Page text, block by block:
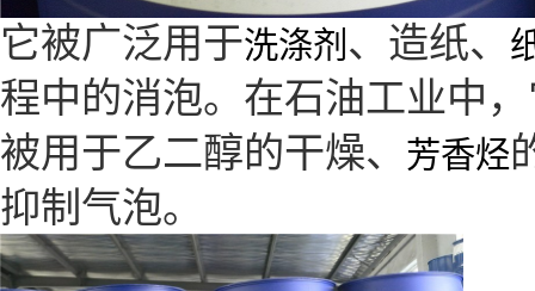
它被广泛用于洗涤剂 、造纸、
程中的消泡。在石油工业中
被用于乙二醇的干燥、
芳香烃
抑制气泡。